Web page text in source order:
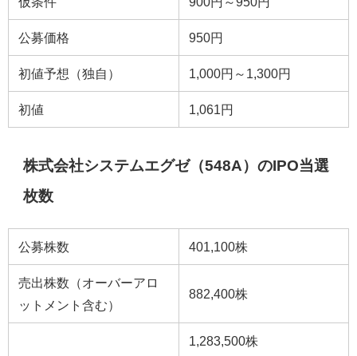
公募価格 950円
初値予想（独自） 1,000円～1,300円
初値 1,061円
株式会社システムエグゼ（548A）のIPO当選
枚数
公募株数 401,100株
売出株数（オーバーアロ
ットメント含む）
882,400株
1,283,500株